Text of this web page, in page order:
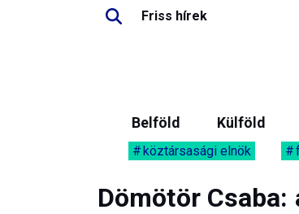
Friss hírek
Belföld Külföld
köztársasági elnök
Dömötör